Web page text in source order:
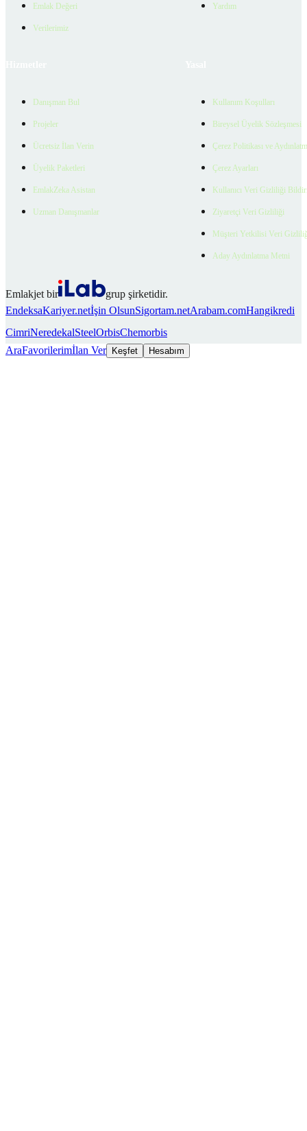
Emlak Değeri
Verilerimiz
Yardım
Danışman Bul
Projeler
Ücretsiz İlan Verin
Üyelik Paketleri
EmlakZeka Asistan
Uzman Danışmanlar
Kullanım Koşulları
Bireysel Üyelik Sözleşmesi
Çerez Politikası ve
Çerez Ayarları
Kullanıcı Veri Gizliliği
Ziyaretçi Veri Gizliliği
Müşteri Yetkilisi Veri
Aday Aydınlatma Metni
Emlakjet bir
grup şirketidir.
EndeksaKariyer.netİşin OlsunSigortam.netArabam.comHangikredi
CimriNeredekalSteelOrbisChemorbis
AraFavorilerimİlan Ver Keşfet Hesabım